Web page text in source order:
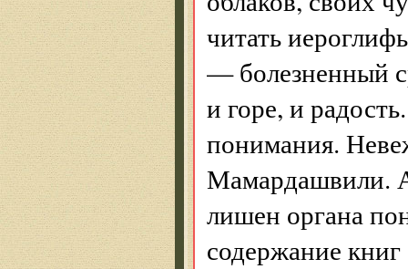
читать
— болезненный
и горе, и
понимания.
Мамардашвили.
лишен органа
содержание